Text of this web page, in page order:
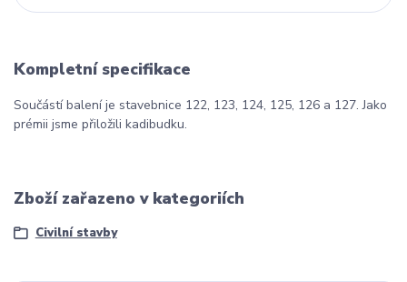
Kompletní specifikace
Součástí balení je stavebnice 122, 123, 124, 125, 126 a 127. Jako
prémii jsme přiložili kadibudku.
Zboží zařazeno v kategoriích
Civilní stavby